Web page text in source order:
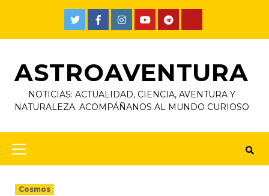
ASTROAVENTURA
NOTICIAS: ACTUALIDAD, CIENCIA, AVENTURA Y
NATURALEZA. ACOMPÁÑANOS AL MUNDO CURIOSO
Cosmos